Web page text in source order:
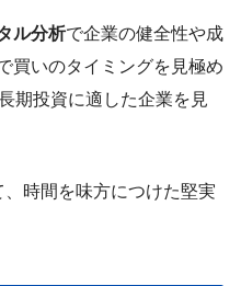
ル分析で企業の健全性や成
買いのタイミングを見極め
期投資に適した企業を見
時間を味方につけた堅実